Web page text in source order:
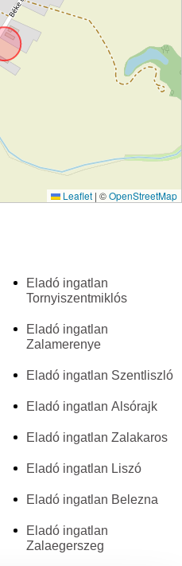
Leaflet | ©OpenStreetMap
Eladó ingatlan
Tornyiszentmiklós
Eladó ingatlan
Zalamerenye
Eladó ingatlan Szentliszló
Eladó ingatlan Alsórajk
Eladó ingatlan Zalakaros
Eladó ingatlan Liszó
Eladó ingatlan Belezna
Eladó ingatlan
Zalaegerszeg